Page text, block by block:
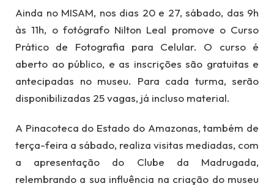
Ainda no MISAM, nos dias 20 e 27, sábado, das 9h
às 11h, o fotógrafo Nilton Leal promove o Curso
Prático de Fotografia para Celular. O curso é
aberto ao público, e as inscrições são gratuitas e
antecipadas no museu. Para cada turma, serão
disponibilizadas 25 vagas, já incluso material.
A Pinacoteca do Estado do Amazonas, também de
terça-feira a sábado, realiza visitas mediadas, com
a apresentação do Clube da Madrugada,
relembrando a sua influência na criação do museu